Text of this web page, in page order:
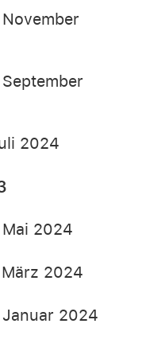
2024
2024
2024
Januar 2024